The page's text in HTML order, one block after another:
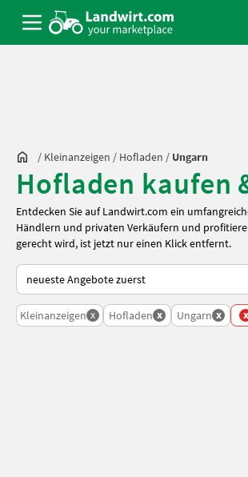
/ Kleinanzeigen / Hofladen / Ungarn
Hofladen kaufen
Entdecken Sie auf Landwirt.com ein
Händlern und privaten Verkäufern und
gerecht wird, ist jetzt nur einen Klick entfernt.
So wird auf Landwirt.com sortiert
Kleinanzeigen x Hofladen x Ungarn x x